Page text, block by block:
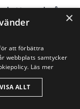
också
högre
kontakt med
×
att förbättra
webbplats samtycker
Läs mer
ALLT